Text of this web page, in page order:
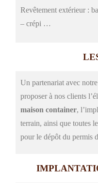
Revêtement extérieur :
– crépi …
Un partenariat avec
proposer à nos clients
maison container,
terrain, ainsi que toutes
pour le dépôt du permis